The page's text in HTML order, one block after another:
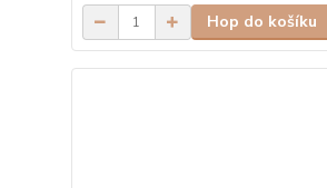
Hop do košíku